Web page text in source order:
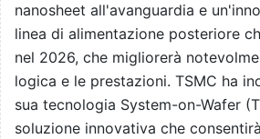
nanosheet all'avanguardia e
linea di alimentazione posteriore
nel 2026, che migliorerà
logica e le prestazioni. TSMC ha
sua tecnologia System-on-Wafer
soluzione innovativa che